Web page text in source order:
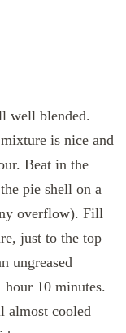
well blended.
is nice and
Beat in the
pie shell on a
overflow). Fill
just to the top
ungreased
hour 10 minutes.
almost cooled